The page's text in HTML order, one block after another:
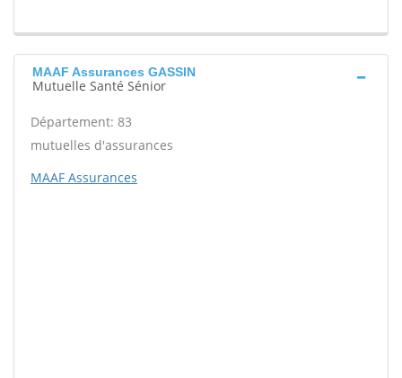
MAAF Assurances GASSIN
Mutuelle Santé Sénior
Département: 83
mutuelles d'assurances
MAAF Assurances